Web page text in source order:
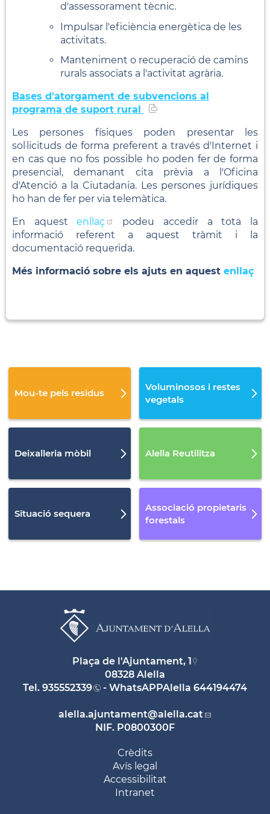
d'assessorament tècnic.
Impulsar l'eficiència energètica de les
activitats.
Manteniment o recuperació de camins
rurals associats a l'activitat agrària.
Bases d'atorgament de subvencions al
programa de suport rural
Les persones físiques poden presentar les
sol·licituds de forma preferent a través d'Internet i
en cas que no fos possible ho poden fer de forma
presencial, demanant cita prèvia a l'Oficina
d'Atenció a la Ciutadania. Les persones jurídiques
ho han de fer per via telemàtica.
En aquestenllaç
podeu accedir a tota la
informació referent a aquest tràmit i la
documentació requerida.
Més informació sobre els ajuts en aquest enllaç
Mou-te pels residus
Voluminosos i restes
vegetals
Deixalleria mòbil Alella Reutilitza
Situació sequera
Associació propietaris
forestals
Plaça de l'Ajuntament, 1
08328 Alella
Tel. 935552339 - WhatsAPPAlella 644194474
alella.ajuntament@alella.cat
NIF. P0800300F
Crèdits
Avís legal
Accessibilitat
Intranet